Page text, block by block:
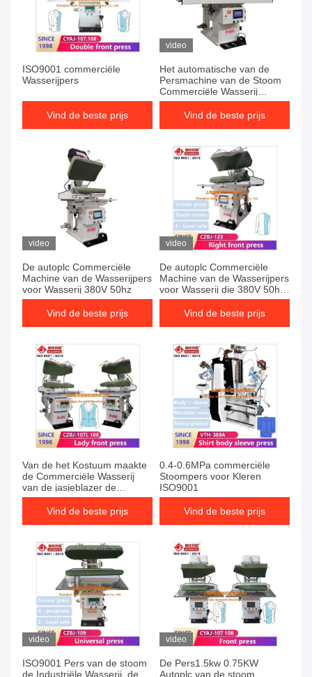
ISO9001 commerciële
Wasserijpers
Vind de beste prijs
video
Het automatische van de
Persmachine van de Stoom
Commerciële Wasserij
Universele Type voor Kleren
Vind de beste prijs
video
De autoplc Commerciële
Machine van de Wasserijpers
voor Wasserij 380V 50hz
Vind de beste prijs
video
De autoplc Commerciële
Machine van de Wasserijpers
voor Wasserij die 380V 50hz
strijken
Vind de beste prijs
Van de het Kostuum maakte
de Commerciële Wasserij
van de jasjeblazer de
Persmachine 0.4-0.6MPa
Italië tot klep verschillend
Vind de beste prijs
0.4-0.6MPa commerciële
Stoompers voor Kleren
ISO9001
Vind de beste prijs
video
ISO9001 Pers van de stoom
de Industriële Wasserij, de
video
De Pers1.5kw 0.75KW
Autoplc van de stoom